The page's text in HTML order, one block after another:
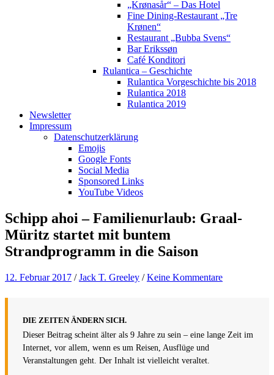
„Krønasår“ – Das Hotel
Fine Dining-Restaurant „Tre
Krønen“
Restaurant „Bubba Svens“
Bar Erikssøn
Café Konditori
Rulantica – Geschichte
Rulantica Vorgeschichte bis 2018
Rulantica 2018
Rulantica 2019
Newsletter
Impressum
Datenschutzerklärung
Emojis
Google Fonts
Social Media
Sponsored Links
YouTube Videos
Schipp ahoi – Familienurlaub: Graal-
Müritz startet mit buntem
Strandprogramm in die Saison
12. Februar 2017 /Jack T. Greeley /Keine Kommentare
DIE ZEITEN ÄNDERN SICH.
Dieser Beitrag scheint älter als 9 Jahre zu sein – eine lange Zeit im
Internet, vor allem, wenn es um Reisen, Ausflüge und
Veranstaltungen geht. Der Inhalt ist vielleicht veraltet.